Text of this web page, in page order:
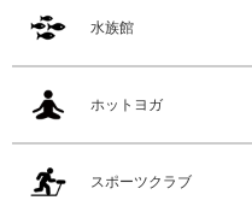
水族館
ホットヨガ
スポーツクラブ